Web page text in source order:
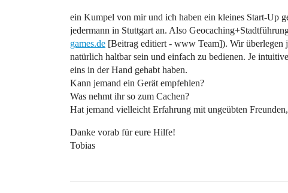
ein Kumpel von mir und ich haben ein kleines Start-Up
jedermann in Stuttgart an. Also
games.de [Beitrag editiert - www Team]). Wir überlegen
natürlich haltbar sein und einfach zu bedienen. Je
eins in der Hand gehabt haben.
Kann jemand ein Gerät empfehlen?
Was nehmt ihr so zum Cachen?
Hat jemand vielleicht Erfahrung mit ungeübten
Danke vorab für eure Hilfe!
Tobias